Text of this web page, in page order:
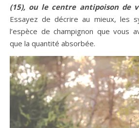
(15), ou le centre antipoison de
Essayez de décrire au mieux, les
l’espèce de champignon que vous
que la quantité absorbée.